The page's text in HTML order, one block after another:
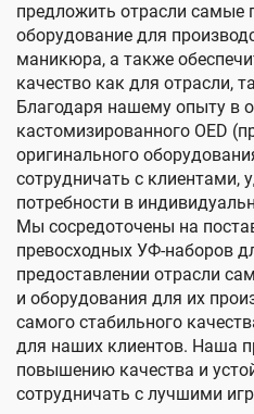
предложить отрасли самые
оборудование для
маникюра, а также
качество как для отрасли,
Благодаря нашему опыту в
кастомизированного ОЕD
оригинального
сотрудничать с клиентами,
потребности в
Мы сосредоточены на
превосходных УФ-наборов
предоставлении отрасли
и оборудования для их
самого стабильного
для наших клиентов. Наша
повышению качества и
сотрудничать с лучшими